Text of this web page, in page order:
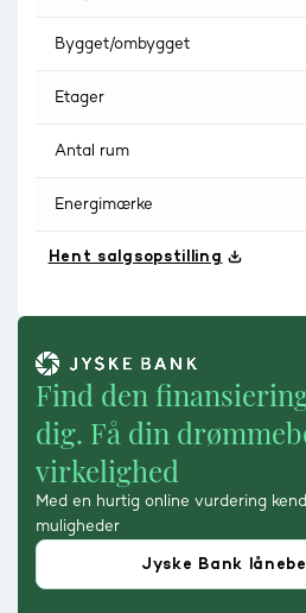
Bygget/ombygget
Etager
Antal rum
Energimærke
Hent salgsopstilling
Find den
dig. Få din
virkelighed
Med en hurtig online vurdering
muligheder
Jyske Bank